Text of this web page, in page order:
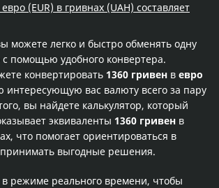
(EUR) в гривнах (UAH) составляет
можете легко и быстро обменять одну
помощью удобного конвертера.
конвертировать 1360 гривен в евро
интересующую вас валюту всего за пару
вы найдете калькулятор, который
эквиваленты 1360 гривен в
что помогает ориентироваться в
принимать выгодные решения.
в режиме реального времени, чтобы